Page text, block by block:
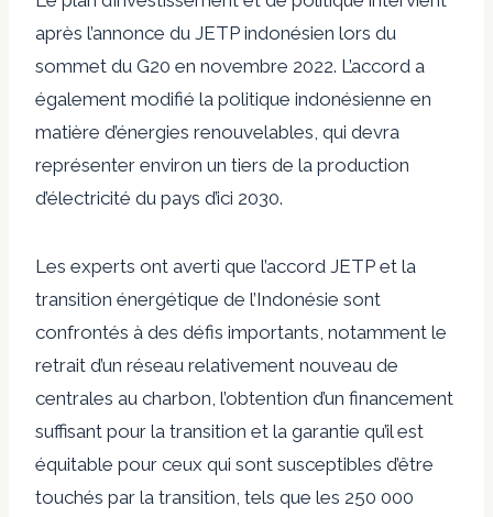
après l’annonce du JETP indonésien lors du
sommet du G20 en novembre 2022. L’accord a
également modifié la politique indonésienne en
matière d’énergies renouvelables, qui devra
représenter environ un tiers de la production
d’électricité du pays d’ici 2030.
Les experts ont averti que l’accord JETP et la
transition énergétique de l’Indonésie sont
confrontés à des défis importants, notamment le
retrait d’un réseau relativement nouveau de
centrales au charbon, l’obtention d’un financement
suffisant pour la transition et la garantie qu’il est
équitable pour ceux qui sont susceptibles d’être
touchés par la transition, tels que les 250 000